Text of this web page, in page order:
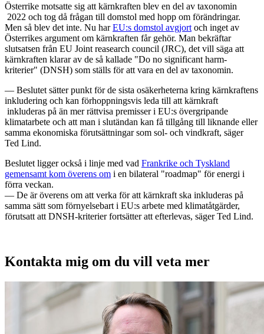
Österrike motsatte sig att kärnkraften blev en del av taxonomin
2022 och tog då frågan till domstol med hopp om förändringar.
Men så blev det inte. Nu harEU:s domstol avgjort och inget av
Österrikes argument om kärnkraften får gehör. Man bekräftar
slutsatsen från EU Joint reasearch council (JRC), det vill säga att
kärnkraften klarar av de så kallade "Do no significant harm-
kriterier" (DNSH) som ställs för att vara en del av taxonomin.
— Beslutet sätter punkt för de sista osäkerheterna kring kärnkraftens
inkludering och kan förhoppningsvis leda till att kärnkraft
inkluderas på än mer rättvisa premisser i EU:s övergripande
klimatarbete och att man i slutändan kan få tillgång till liknande eller
samma ekonomiska förutsättningar som sol- och vindkraft, säger
Ted Lind.
Beslutet ligger också i linje med vad Frankrike och Tyskland
gemensamt kom överens om i en bilateral "roadmap" för energi i
förra veckan.
— De är överens om att verka för att kärnkraft ska inkluderas på
samma sätt som förnyelsebart i EU:s arbete med klimatåtgärder,
förutsatt att DNSH-kriterier fortsätter att efterlevas, säger Ted Lind.
Kontakta mig om du vill veta mer